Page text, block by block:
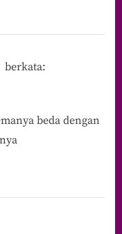
berkata:
beda dengan